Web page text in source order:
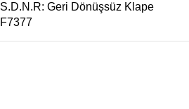
S.D.N.R: Geri Dönüşsüz Klape
F7377